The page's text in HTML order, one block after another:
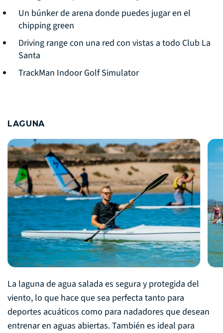
Un búnker de arena donde puedes jugar en el
chipping green
Driving range con una red con vistas a todo Club La
Santa
TrackMan Indoor Golf Simulator
LAGUNA
La laguna de agua salada es segura y protegida del
viento, lo que hace que sea perfecta tanto para
deportes acuáticos como para nadadores que desean
entrenar en aguas abiertas. También es ideal para